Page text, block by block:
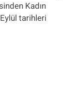
Kadın
tarihleri